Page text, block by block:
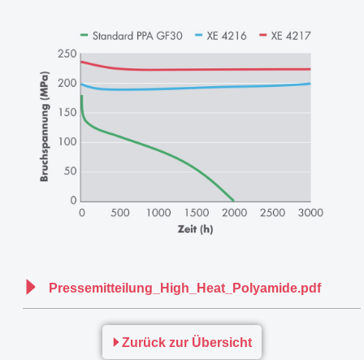
Pressemitteilung_High_Heat_Polyamide.pdf
Zurück zur Übersicht